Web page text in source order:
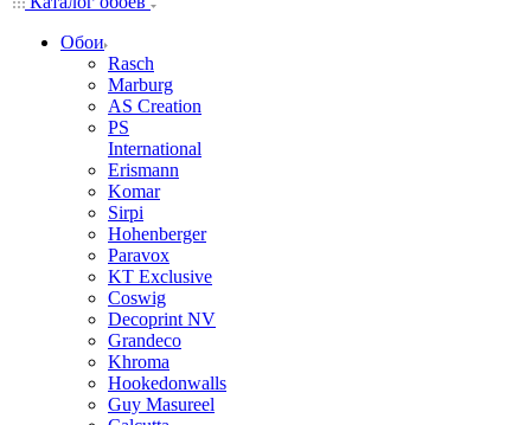
Обои
Rasch
Marburg
AS Creation
PS
International
Erismann
Komar
Sirpi
Hohenberger
Paravox
KT Exclusive
Coswig
Decoprint NV
Grandeco
Khroma
Hookedonwalls
Guy Masureel